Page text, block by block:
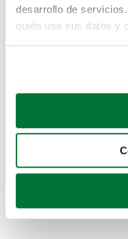
desarrollo de
quién usa sus datos y
Si lo permite, también
Recopilar
Identificar su
para buscar
Obtenga más
Pero puedes
buscando en
Coches de segunda
Coches de km0